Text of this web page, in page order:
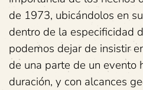
de 1973, ubicándolos en
dentro de la especificidad
podemos dejar de insistir
de una parte de un evento
duración, y con alcances